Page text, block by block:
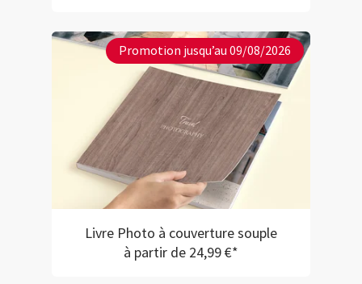
Promotion jusqu’au 09/08/2026
Livre Photo à couverture souple
à partir de 24,99 €*